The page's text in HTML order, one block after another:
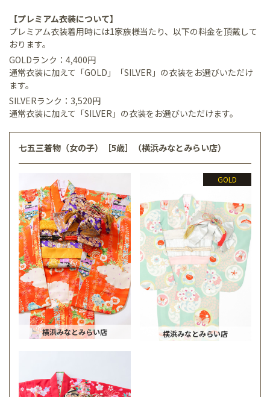
【プレミアム衣装について】
プレミアム衣装着用時には1家族様当たり、以下の料金を頂戴して
おります。
GOLDランク：4,400円
通常衣装に加えて「GOLD」「SILVER」の衣装をお選びいただけ
ます。
SILVERランク：3,520円
通常衣装に加えて「SILVER」の衣装をお選びいただけます。
七五三着物（女の子）［5歳］（横浜みなとみらい店）
横浜みなとみらい店
GOLD
横浜みなとみらい店